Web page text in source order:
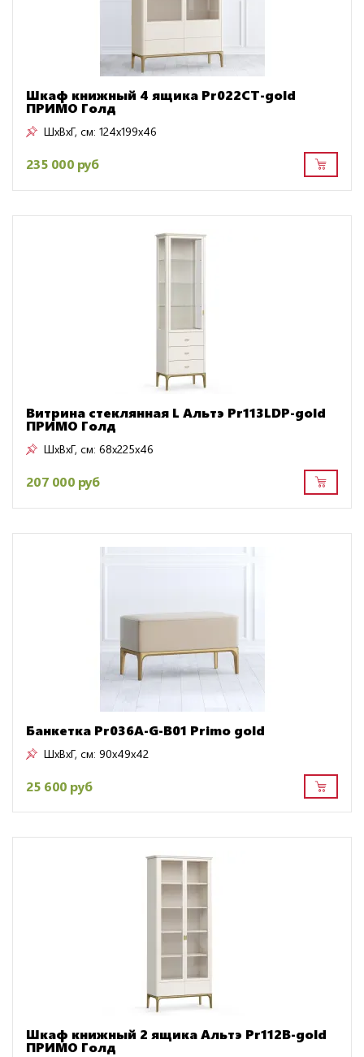
Шкаф книжный 4 ящика Pr022CT-gold
ПРИМО Голд
ШxВxГ, см: 124x199x46
235 000 руб
Витрина стеклянная L Альтэ Pr113LDP-gold
ПРИМО Голд
ШxВxГ, см: 68x225x46
207 000 руб
Банкетка Pr036A-G-B01 Primo gold
ШxВxГ, см: 90x49x42
25 600 руб
Шкаф книжный 2 ящика Альтэ Pr112B-gold
ПРИМО Голд